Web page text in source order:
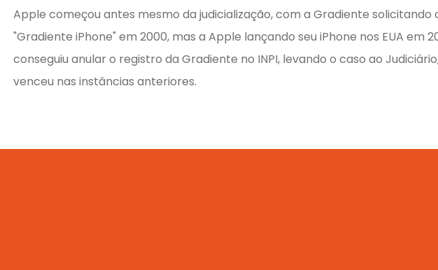
Apple começou antes mesmo da judicialização, com a Gradiente
"Gradiente iPhone" em 2000, mas a Apple lançando seu iPhone nos EUA em
conseguiu anular o registro da Gradiente no INPI, levando o caso ao
venceu nas instâncias anteriores.